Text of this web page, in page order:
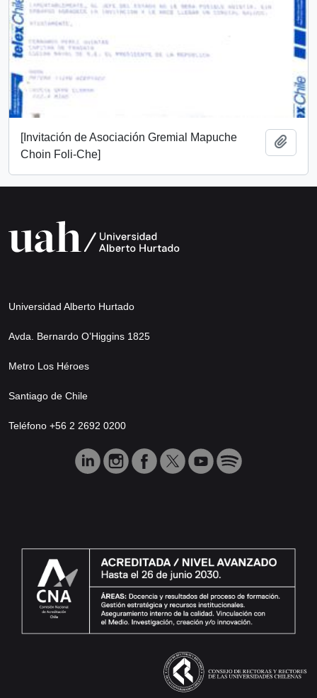
[Invitación de Asociación Gremial Mapuche
Choin Foli-Che]
Universidad Alberto Hurtado
Avda. Bernardo O’Higgins 1825
Metro Los Héroes
Santiago de Chile
Teléfono +56 2 2692 0200